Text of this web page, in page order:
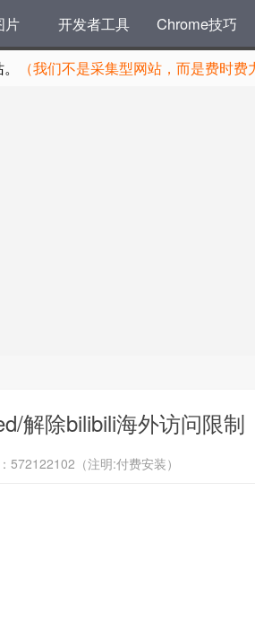
片 开发者工具 Chrome技巧
（我们不是采集型网站，而是费时
解除bilibili海外访问限制
572122102（注明:付费安装）